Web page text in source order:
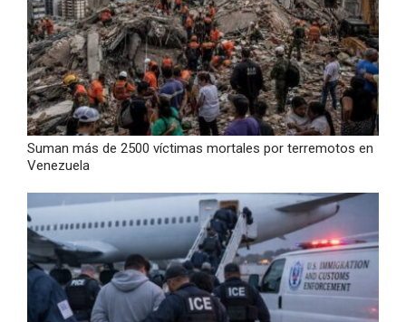
Suman más de 2500 víctimas mortales por terremotos en
Venezuela